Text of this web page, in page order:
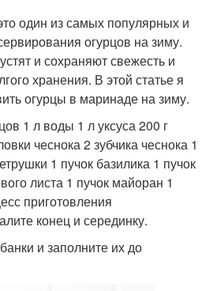
один из самых популярных и
огурцов на зиму.
и сохраняют свежесть и
хранения. В этой статье я
огурцы в маринаде на зиму.
1 л воды 1 л уксуса 200 г
чеснока 2 зубчика чеснока 1
1 пучок базилика 1 пучок
листа 1 пучок майоран 1
приготовления
конец и серединку.
и заполните их до